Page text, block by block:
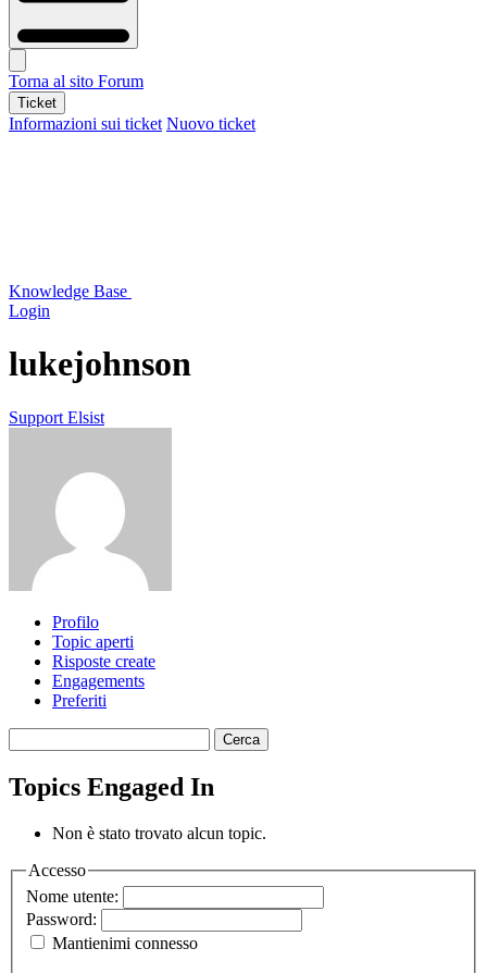
Torna al sito Forum
Ticket
Informazioni sui ticket Nuovo ticket
Knowledge Base
Login
lukejohnson
Support Elsist
Profilo
Topic aperti
Risposte create
Engagements
Preferiti
topic:
Topics Engaged In
Non è stato trovato alcun topic.
Accesso
Nome utente:
Password:
Mantienimi connesso